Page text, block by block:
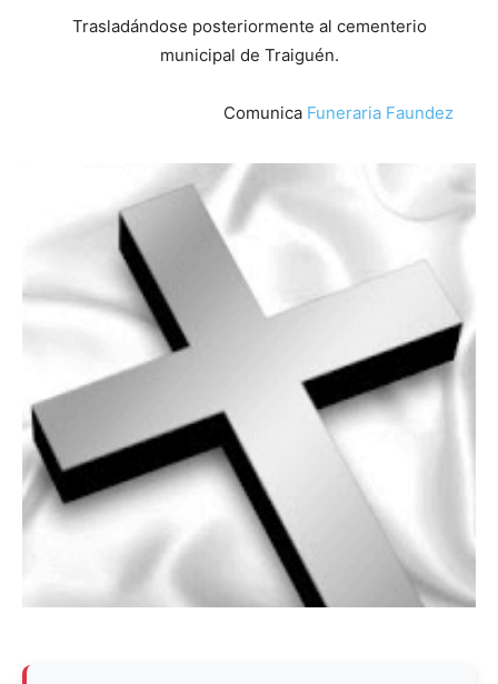
Trasladándose posteriormente al cementerio
municipal de Traiguén.
Comunica Funeraria Faundez